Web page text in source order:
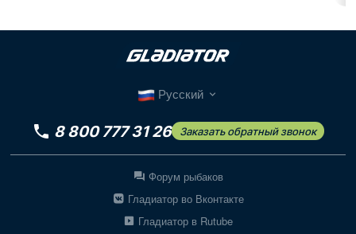
Русский
8 800 777 31 26 Заказать обратный звонок
Форум рыбаков
Гладиатор во Вконтакте
Гладиатор в Rutube